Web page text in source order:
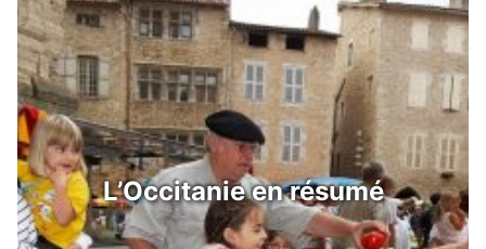
L’Occitanie en résumé